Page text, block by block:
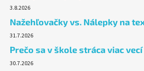
3.8.2026
Nažehľovačky vs. Nálepky na
31.7.2026
Prečo sa v škole stráca viac
30.7.2026